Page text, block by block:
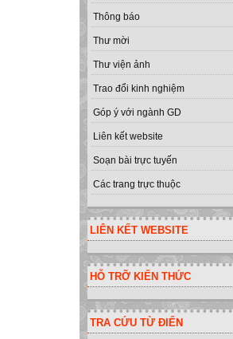
Thông báo
Thư mời
Thư viện ảnh
Trao đổi kinh nghiệm
Góp ý với ngành GD
Liên kết website
Soạn bài trực tuyến
Các trang trực thuộc
LIÊN KẾT WEBSITE
HỖ TRỠ KIẾN THỨC
TRA CỨU TỪ ĐIỂN